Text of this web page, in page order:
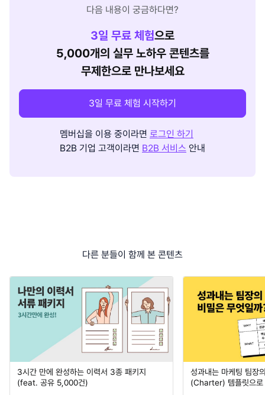
다음 내용이 궁금하다면?
3일 무료 체험으로
5,000개의 실무 노하우 콘텐츠를
무제한으로 만나보세요
3일 무료 체험 시작하기
멤버십을 이용 중이라면 로그인 하기
B2B 기업 고객이라면 B2B 서비스 안내
다른 분들이 함께 본 콘텐츠
3시간 만에 완성하는 이력서 3종 패키지
(feat. 공유 5,000건)
성과내는 마케팅 팀장
(Charter) 템플릿으로